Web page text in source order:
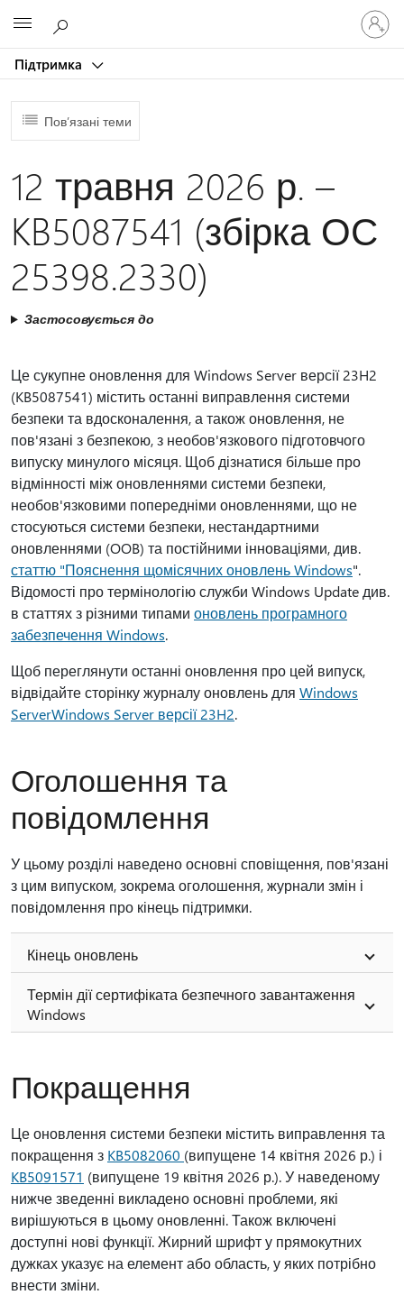
Підтримка
Увійдіть
свій
запис
Пов’язані теми
12 травня 2026 р. –
KB5087541 (збірка ОС
25398.2330)
Застосовується до
Це сукупне оновлення для Windows Server версії 23H2
(KB5087541) містить останні виправлення системи
безпеки та вдосконалення, а також оновлення, не
пов'язані з безпекою, з необов'язкового підготовчого
випуску минулого місяця. Щоб дізнатися більше про
відмінності між оновленнями системи безпеки,
необов'язковими попередніми оновленнями, що не
стосуються системи безпеки, нестандартними
оновленнями (OOB) та постійними інноваціями, див.
статтю "Пояснення щомісячних оновлень Windows".
Відомості про термінологію служби Windows Update див.
в статтях з різними типами оновлень програмного
забезпечення Windows.
Щоб переглянути останні оновлення про цей випуск,
відвідайте сторінку журналу оновлень для Windows
ServerWindows Server версії 23H2.
Оголошення та
повідомлення
У цьому розділі наведено основні сповіщення, пов'язані
з цим випуском, зокрема оголошення, журнали змін і
повідомлення про кінець підтримки.
Кінець оновлень
Термін дії сертифіката безпечного завантаження
Windows
Покращення
Це оновлення системи безпеки містить виправлення та
покращення з KB5082060 (випущене 14 квітня 2026 р.) і
KB5091571 (випущене 19 квітня 2026 р.). У наведеному
нижче зведенні викладено основні проблеми, які
вирішуються в цьому оновленні. Також включені
доступні нові функції. Жирний шрифт у прямокутних
дужках указує на елемент або область, у яких потрібно
внести зміни.